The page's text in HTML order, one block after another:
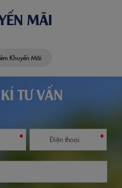
MÃI
Khuyến Mãi
TƯ VẤN
* *